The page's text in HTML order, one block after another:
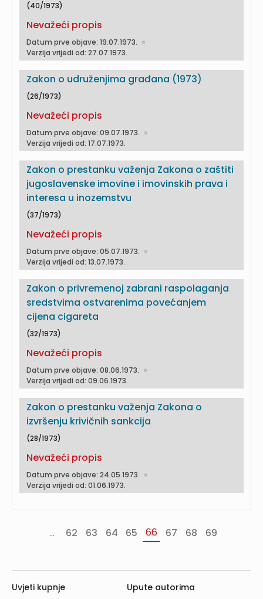
(40/1973)
Nevažeći propis
Datum prve objave: 19.07.1973.
Verzija vrijedi od: 27.07.1973.
Zakon o udruženjima građana (1973)
(26/1973)
Nevažeći propis
Datum prve objave: 09.07.1973.
Verzija vrijedi od: 17.07.1973.
Zakon o prestanku važenja Zakona o zaštiti
jugoslavenske imovine i imovinskih prava i
interesa u inozemstvu
(37/1973)
Nevažeći propis
Datum prve objave: 05.07.1973.
Verzija vrijedi od: 13.07.1973.
Zakon o privremenoj zabrani raspolaganja
sredstvima ostvarenima povećanjem
cijena cigareta
(32/1973)
Nevažeći propis
Datum prve objave: 08.06.1973.
Verzija vrijedi od: 09.06.1973.
Zakon o prestanku važenja Zakona o
izvršenju krivičnih sankcija
(28/1973)
Nevažeći propis
Datum prve objave: 24.05.1973.
Verzija vrijedi od: 01.06.1973.
... 62 63 64 65 66 67 68 69
Uvjeti kupnje Upute autorima